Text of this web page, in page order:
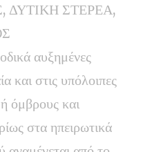
ΔΥΤΙΚΗ ΣΤΕΡΕΑ,
αυξημένες
και στις υπόλοιπες
όμβρους και
στα ηπειρωτικά